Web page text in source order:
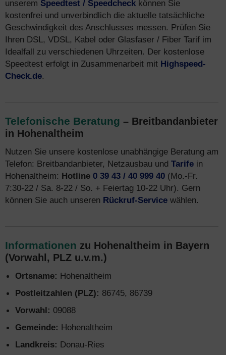
unserem Speedtest / Speedcheck können Sie
kostenfrei und unverbindlich die aktuelle tatsächliche
Geschwindigkeit des Anschlusses messen. Prüfen Sie
Ihren DSL, VDSL, Kabel oder Glasfaser / Fiber Tarif im
Idealfall zu verschiedenen Uhrzeiten. Der kostenlose
Speedtest erfolgt in Zusammenarbeit mit Highspeed-
Check.de.
Telefonische Beratung – Breitbandanbieter
in Hohenaltheim
Nutzen Sie unsere kostenlose unabhängige Beratung am
Telefon: Breitbandanbieter, Netzausbau und Tarife in
Hohenaltheim: Hotline 0 39 43 / 40 999 40 (Mo.-Fr.
7:30-22 / Sa. 8-22 / So. + Feiertag 10-22 Uhr). Gern
können Sie auch unseren Rückruf-Service wählen.
Informationen zu Hohenaltheim in Bayern
(Vorwahl, PLZ u.v.m.)
Ortsname: Hohenaltheim
Postleitzahlen (PLZ): 86745, 86739
Vorwahl: 09088
Gemeinde: Hohenaltheim
Landkreis: Donau-Ries